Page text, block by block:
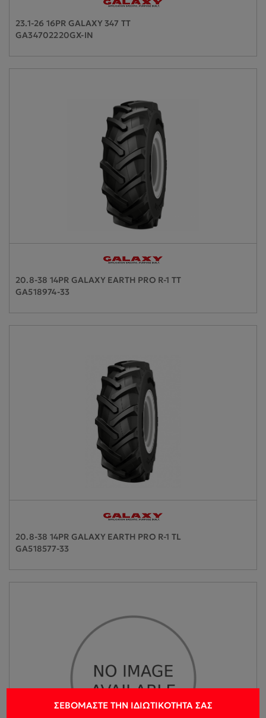
23.1-26 16PR GALAXY 347 TT
GA34702220GX-IN
20.8-38 14PR GALAXY EARTH PRO R-1 TT
GA518974-33
20.8-38 14PR GALAXY EARTH PRO R-1 TL
GA518577-33
ΣΕΒΌΜΑΣΤΕ ΤΗΝ ΙΔΙΩΤΙΚΌΤΗΤΆ ΣΑΣ